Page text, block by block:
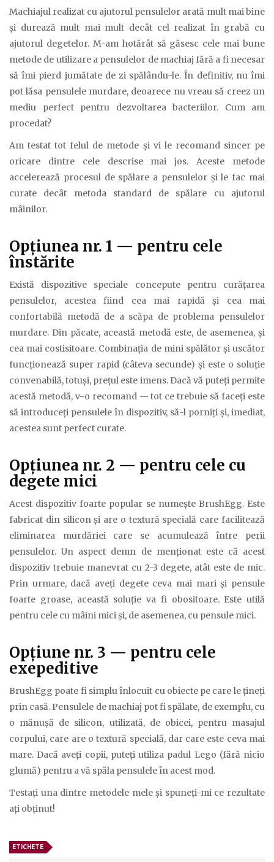
Machiajul realizat cu ajutorul pensulelor arată mult mai bine
şi durează mult mai mult decât cel realizat în grabă cu
ajutorul degetelor. M-am hotărât să găsesc cele mai bune
metode de utilizare a pensulelor de machiaj fără a fi necesar
să îmi pierd jumătate de zi spălându-le. În definitiv, nu îmi
pot lăsa pensulele murdare, deoarece nu vreau să creez un
mediu perfect pentru dezvoltarea bacteriilor. Cum am
procedat?
Am testat tot felul de metode şi vi le recomand sincer pe
oricare dintre cele descrise mai jos. Aceste metode
accelerează procesul de spălare a pensulelor şi le fac mai
curate decât metoda standard de spălare cu ajutorul
mâinilor.
Opţiunea nr. 1 — pentru cele
înstărite
Există dispozitive speciale concepute pentru curăţarea
pensulelor, acestea fiind cea mai rapidă şi cea mai
confortabilă metodă de a scăpa de problema pensulelor
murdare. Din păcate, această metodă este, de asemenea, şi
cea mai costisitoare. Combinaţia de mini spălător şi uscător
funcţionează super rapid (câteva secunde) şi este o soluţie
convenabilă, totuşi, preţul este imens. Dacă vă puteţi permite
acestă metodă, v-o recomand — tot ce trebuie să faceţi este
să introduceţi pensulele în dispozitiv, să-l porniţi şi, imediat,
acestea sunt perfect curate.
Opţiunea nr. 2 — pentru cele cu
degete mici
Acest dispozitiv foarte popular se numeşte BrushEgg. Este
fabricat din silicon şi are o textură specială care facilitează
eliminarea murdăriei care se acumulează între perii
pensulelor. Un aspect demn de menţionat este că acest
dispozitiv trebuie manevrat cu 2-3 degete, atât este de mic.
Prin urmare, dacă aveţi degete ceva mai mari şi pensule
foarte groase, această soluţie va fi obositoare. Este utilă
pentru cele cu mâini mici şi, de asemenea, cu pensule mici.
Opţiune nr. 3 — pentru cele
exepeditive
BrushEgg poate fi simplu înlocuit cu obiecte pe care le ţineţi
prin casă. Pensulele de machiaj pot fi spălate, de exemplu, cu
o mănuşă de silicon, utilizată, de obicei, pentru masajul
corpului, care are o textură specială, dar care este ceva mai
mare. Dacă aveţi copii, puteţi utiliza padul Lego (fără nicio
glumă) pentru a vă spăla pensulele în acest mod.
Testaţi una dintre metodele mele şi spuneţi-mi ce rezultate
aţi obţinut!
ETICHETE